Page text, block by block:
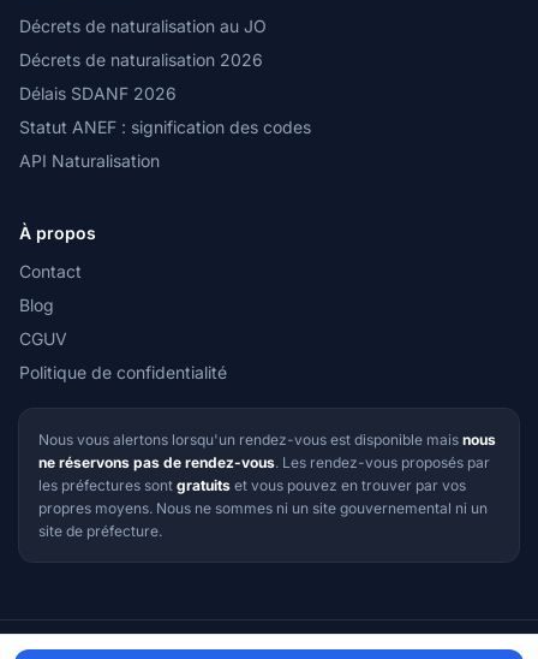
Décrets de naturalisation au JO
Décrets de naturalisation 2026
Délais SDANF 2026
Statut ANEF : signification des codes
API Naturalisation
À propos
Contact
Blog
CGUV
Politique de confidentialité
Nous vous alertons lorsqu'un rendez-vous est disponible mais nous
ne réservons pas de rendez-vous. Les rendez-vous proposés par
les préfectures sont gratuits et vous pouvez en trouver par vos
propres moyens. Nous ne sommes ni un site gouvernemental ni un
site de préfecture.
© 2026 RDV Préfecture — Tous droits réservés